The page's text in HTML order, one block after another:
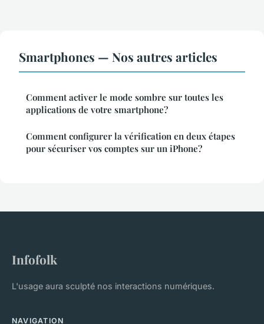
Smartphones — Nos autres articles
Comment activer le mode sombre sur toutes les
applications de votre smartphone?
Comment configurer la vérification en deux étapes
pour sécuriser vos comptes sur un iPhone?
Infofolk
L'usage aura sculpté nos interactions numériques.
NAVIGATION